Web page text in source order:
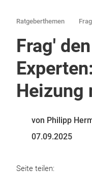
Ratgeberthemen
Frag'
Heizung
von Philipp
07.09.2025
Seite teilen: